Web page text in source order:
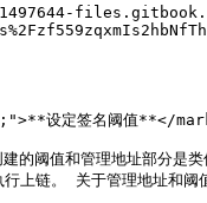
设定签名阈值**</
的阈值和管理地址部分是
上链。 关于管理地址和